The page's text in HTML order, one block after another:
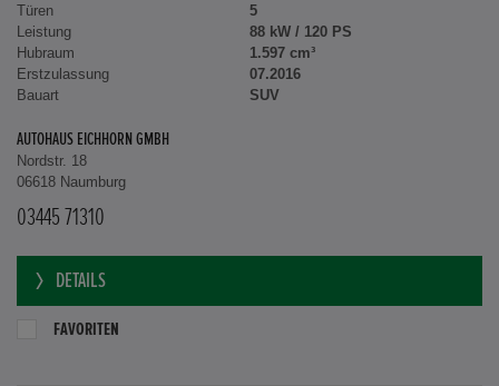
Türen
5
Leistung
88 kW / 120 PS
Hubraum
1.597 cm³
Erstzulassung
07.2016
Bauart
SUV
AUTOHAUS EICHHORN GMBH
Nordstr. 18
06618 Naumburg
03445 71310
DETAILS
FAVORITEN